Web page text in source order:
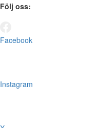
Följ oss:
Facebook
Instagram